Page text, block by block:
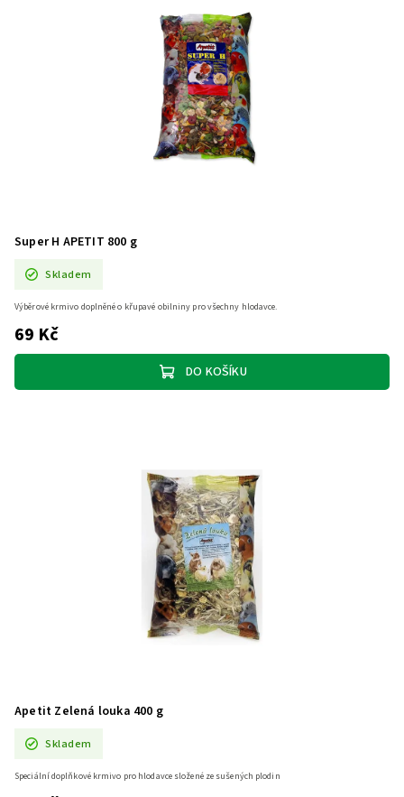
Super H APETIT 800 g
Skladem
69 Kč
DO KOŠÍKU
Výběrové krmivo doplněné o křupavé obilniny pro všechny hlodavce.
Apetit Zelená louka 400 g
Skladem
Speciální doplňkové krmivo pro hlodavce složené ze sušených plodin